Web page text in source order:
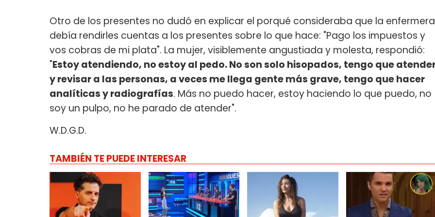
Otro de los presentes no dudó en explicar el porqué consideraba que la enfermera
debía rendirles cuentas a los presentes sobre lo que hace: "Pago los impuestos y
vos cobras de mi plata". La mujer, visiblemente angustiada y molesta, respondió:
"Estoy atendiendo, no estoy al pedo. No son solo hisopados, tengo que
y revisar a las personas, a veces me llega gente más grave, tengo que hacer
analíticas y radiografías. Más no puedo hacer, estoy haciendo lo que puedo, no
soy un pulpo, no he parado de atender".
W.D.G.D.
TAMBIÉN TE PUEDE INTERESAR